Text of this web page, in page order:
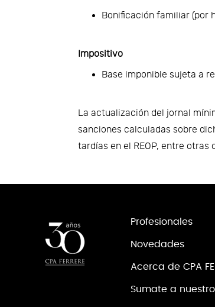
Bonificación familiar (por
Impositivo
Base imponible sujeta a
La actualización del jornal
sanciones calculadas sobre
tardías en el REOP, entre
Profesionales
Novedades
Acerca de CPA
Sumate a